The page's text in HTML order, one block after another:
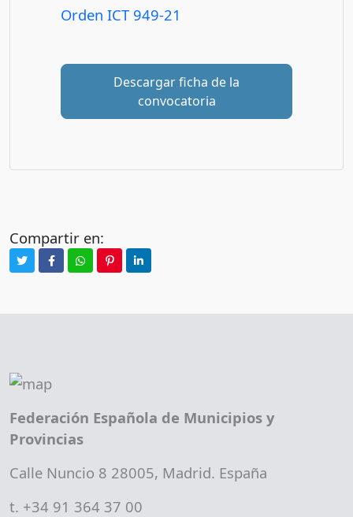
Orden ICT 949-21
Descargar ficha de la
convocatoria
Compartir en:
Federación Española de Municipios y
Provincias
Calle Nuncio 8 28005, Madrid. España
t. +34 91 364 37 00